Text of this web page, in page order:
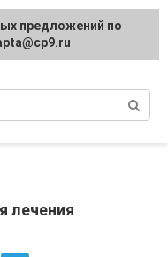
лечения
предложений по